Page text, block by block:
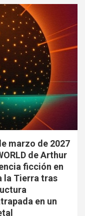
marzo de 2027
de Arthur
ficción en
la Tierra tras
en un